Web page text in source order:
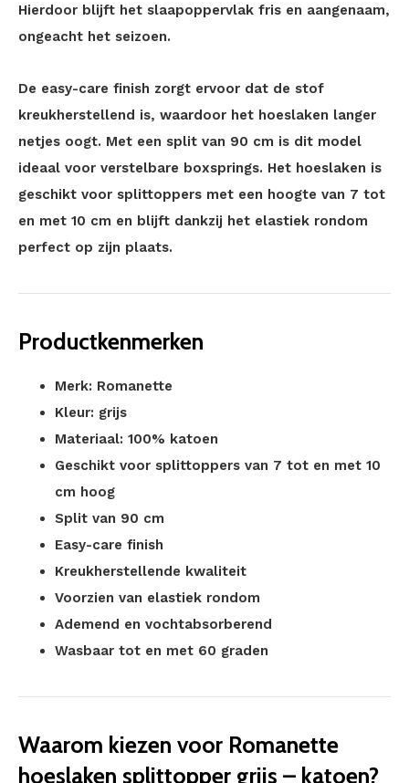
Hierdoor blijft het slaapoppervlak fris en aangenaam,
ongeacht het seizoen.
De easy-care finish zorgt ervoor dat de stof
kreukherstellend is, waardoor het hoeslaken langer
netjes oogt. Met een split van 90 cm is dit model
ideaal voor verstelbare boxsprings. Het hoeslaken is
geschikt voor splittoppers met een hoogte van 7 tot
en met 10 cm en blijft dankzij het elastiek rondom
perfect op zijn plaats.
Productkenmerken
Merk: Romanette
Kleur: grijs
Materiaal: 100% katoen
Geschikt voor splittoppers van 7 tot en met 10
cm hoog
Split van 90 cm
Easy-care finish
Kreukherstellende kwaliteit
Voorzien van elastiek rondom
Ademend en vochtabsorberend
Wasbaar tot en met 60 graden
Waarom kiezen voor Romanette
hoeslaken splittopper grijs – katoen?